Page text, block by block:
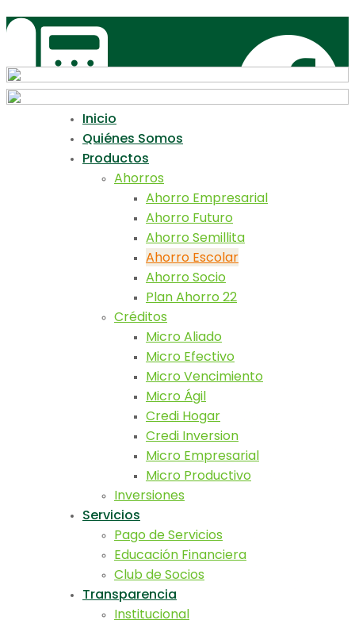
03 392 0231
info@coopfloresta.fin.ec
Inicio
Quiénes Somos
Productos
Ahorros
Ahorro Empresarial
Ahorro Futuro
Ahorro Semillita
Ahorro Escolar
Ahorro Socio
Plan Ahorro 22
Créditos
Micro Aliado
Micro Efectivo
Micro Vencimiento
Micro Ágil
Credi Hogar
Credi Inversion
Micro Empresarial
Micro Productivo
Inversiones
Servicios
Pago de Servicios
Educación Financiera
Club de Socios
Transparencia
Institucional